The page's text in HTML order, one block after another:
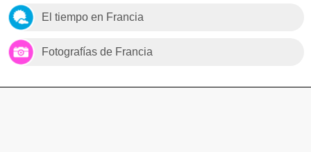
El tiempo en Francia
Fotografías de Francia